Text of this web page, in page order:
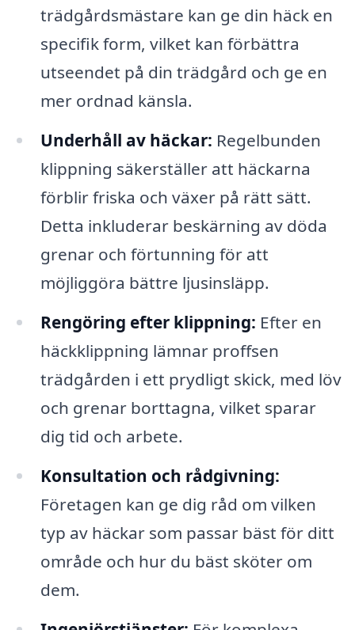
trädgårdsmästare kan ge din häck en
specifik form, vilket kan förbättra
utseendet på din trädgård och ge en
mer ordnad känsla.
Underhåll av häckar: Regelbunden
klippning säkerställer att häckarna
förblir friska och växer på rätt sätt.
Detta inkluderar beskärning av döda
grenar och förtunning för att
möjliggöra bättre ljusinsläpp.
Rengöring efter klippning: Efter en
häckklippning lämnar proffsen
trädgården i ett prydligt skick, med löv
och grenar borttagna, vilket sparar
dig tid och arbete.
Konsultation och rådgivning:
Företagen kan ge dig råd om vilken
typ av häckar som passar bäst för ditt
område och hur du bäst sköter om
dem.